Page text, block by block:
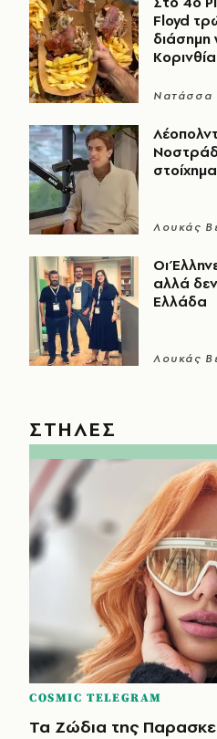
Floyd
διάσημη
Νατάσσα
Λουκάς
Οι
αλλά
Ελλάδα
Λουκάς
ΣΤΗΛΕΣ
COSMIC TELEGRAM
Τα Ζώδια της